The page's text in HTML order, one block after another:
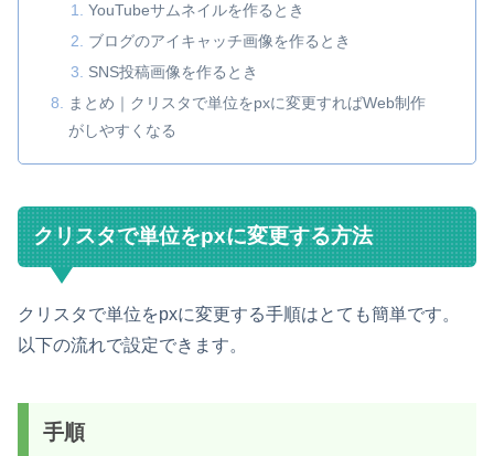
YouTubeサムネイルを作るとき
ブログのアイキャッチ画像を作るとき
SNS投稿画像を作るとき
まとめ｜クリスタで単位をpxに変更すればWeb制作
がしやすくなる
クリスタで単位をpxに変更する方法
クリスタで単位をpxに変更する手順はとても簡単です。
以下の流れで設定できます。
手順